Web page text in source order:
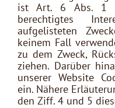
ist Art. 6 Abs. 1
berechtigtes
aufgelisteten
keinem Fall
zu dem Zweck,
ziehen. Darüber
unserer Website
ein. Nähere
den Ziff. 4 und 5